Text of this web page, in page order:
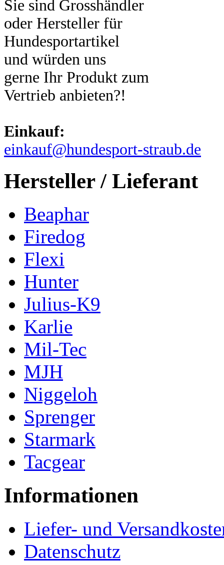
Sie sind Grosshändler
oder Hersteller für
Hundesportartikel
und würden uns
gerne Ihr Produkt zum
Vertrieb anbieten?!
Einkauf:
einkauf@hundesport-straub.de
Hersteller / Lieferant
Beaphar
Firedog
Flexi
Hunter
Julius-K9
Karlie
Mil-Tec
MJH
Niggeloh
Sprenger
Starmark
Tacgear
Informationen
Liefer- und
Datenschutz